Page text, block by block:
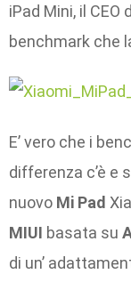
iPad Mini, il
benchmark che
E’ vero che i
differenza c’è e
nuovo Mi Pad
MIUI basata su
di un’